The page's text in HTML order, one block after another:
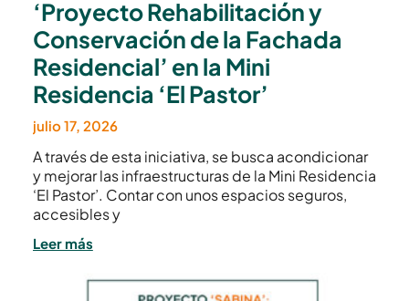
‘Proyecto Rehabilitación y
Conservación de la Fachada
Residencial’ en la Mini
Residencia ‘El Pastor’
julio 17, 2026
A través de esta iniciativa, se busca acondicionar
y mejorar las infraestructuras de la Mini Residencia
‘El Pastor’. Contar con unos espacios seguros,
accesibles y
Leer más